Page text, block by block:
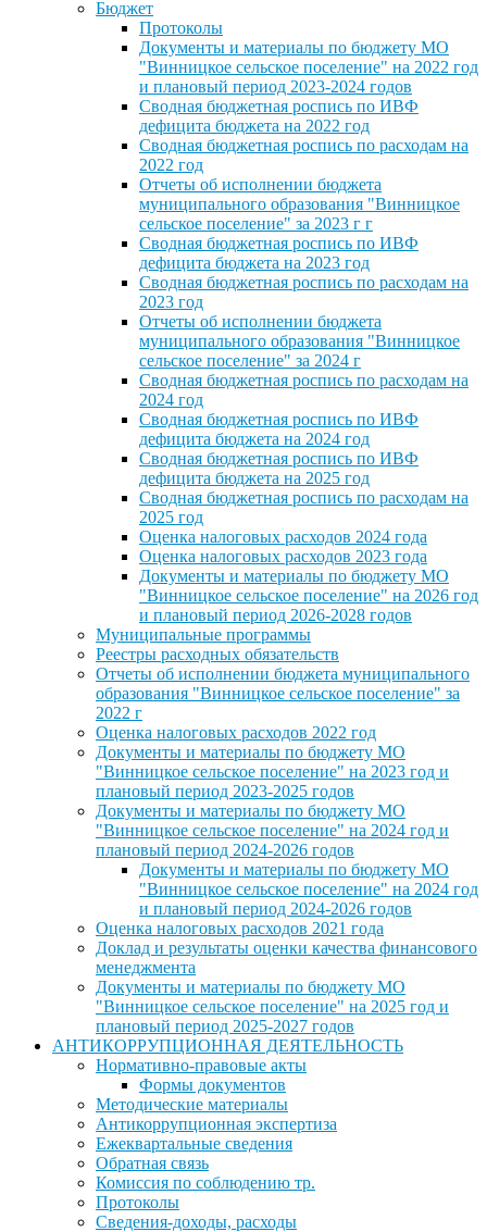
Бюджет
Протоколы
Документы и материалы по бюджету МО
"Винницкое сельское поселение" на 2022 год
и плановый период 2023-2024 годов
Сводная бюджетная роспись по ИВФ
дефицита бюджета на 2022 год
Сводная бюджетная роспись по расходам на
2022 год
Отчеты об исполнении бюджета
муниципального образования "Винницкое
сельское поселение" за 2023 г г
Сводная бюджетная роспись по ИВФ
дефицита бюджета на 2023 год
Сводная бюджетная роспись по расходам на
2023 год
Отчеты об исполнении бюджета
муниципального образования "Винницкое
сельское поселение" за 2024 г
Сводная бюджетная роспись по расходам на
2024 год
Сводная бюджетная роспись по ИВФ
дефицита бюджета на 2024 год
Сводная бюджетная роспись по ИВФ
дефицита бюджета на 2025 год
Сводная бюджетная роспись по расходам на
2025 год
Оценка налоговых расходов 2024 года
Оценка налоговых расходов 2023 года
Документы и материалы по бюджету МО
"Винницкое сельское поселение" на 2026 год
и плановый период 2026-2028 годов
Муниципальные программы
Реестры расходных обязательств
Отчеты об исполнении бюджета муниципального
образования "Винницкое сельское поселение" за
2022 г
Оценка налоговых расходов 2022 год
Документы и материалы по бюджету МО
"Винницкое сельское поселение" на 2023 год и
плановый период 2023-2025 годов
Документы и материалы по бюджету МО
"Винницкое сельское поселение" на 2024 год и
плановый период 2024-2026 годов
Документы и материалы по бюджету МО
"Винницкое сельское поселение" на 2024 год
и плановый период 2024-2026 годов
Оценка налоговых расходов 2021 года
Доклад и результаты оценки качества финансового
менеджмента
Документы и материалы по бюджету МО
"Винницкое сельское поселение" на 2025 год и
плановый период 2025-2027 годов
АНТИКОРРУПЦИОННАЯ ДЕЯТЕЛЬНОСТЬ
Нормативно-правовые акты
Формы документов
Методические материалы
Антикоррупционная экспертиза
Ежеквартальные сведения
Обратная связь
Комиссия по соблюдению тр.
Протоколы
Сведения-доходы, расходы